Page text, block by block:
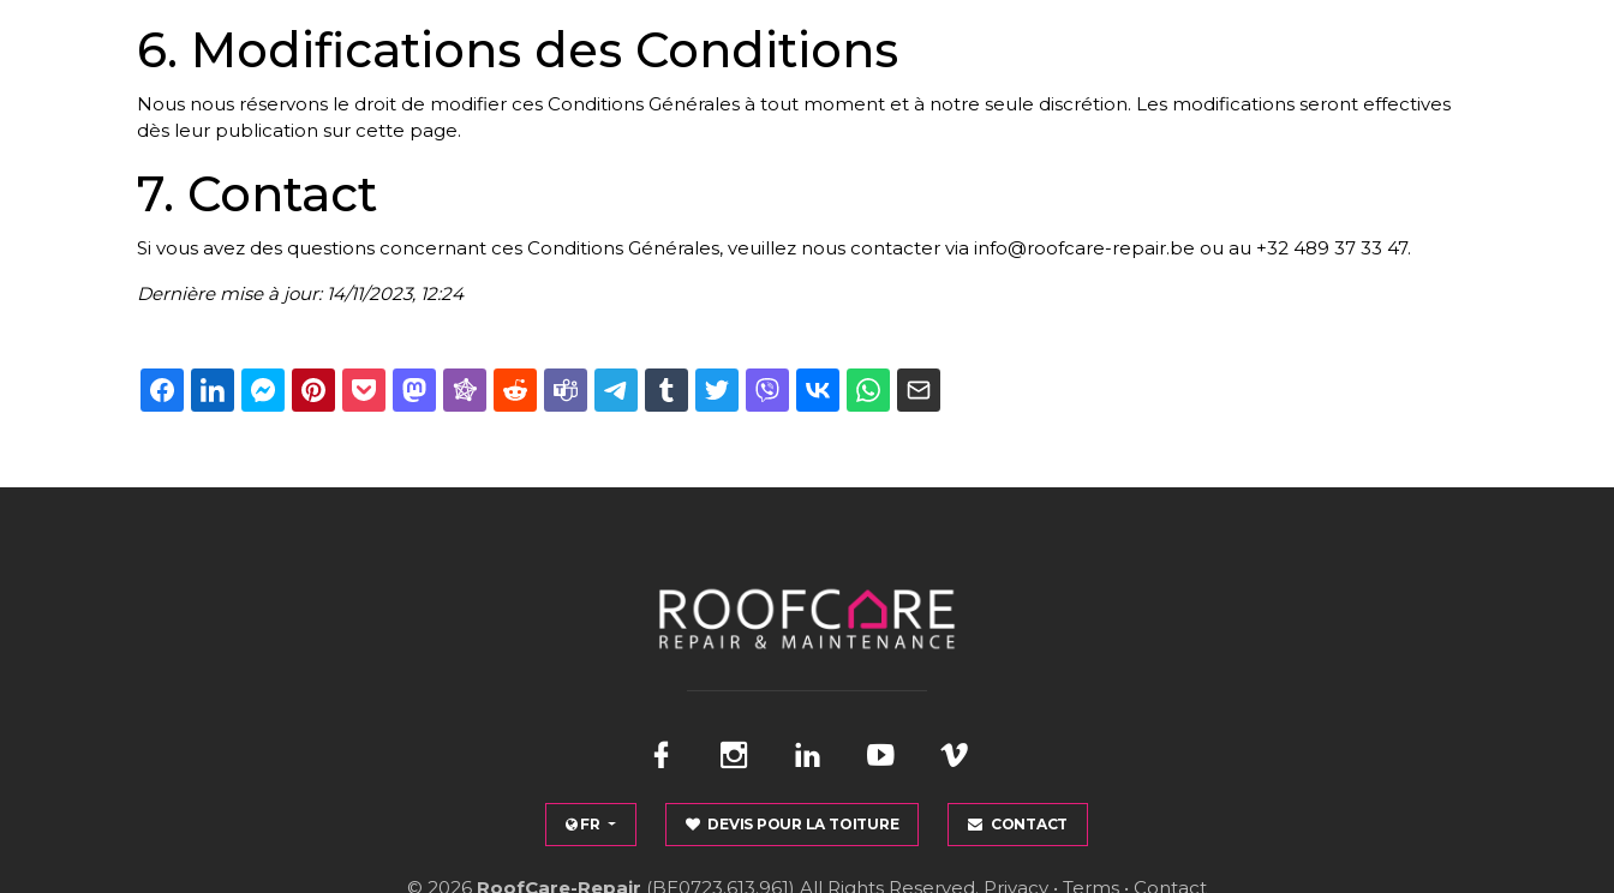
6. Modifications des Conditions
Nous nous réservons le droit de modifier ces Conditions Générales à tout moment et à notre seule discrétion. Les modifications seront effectives
dès leur publication sur cette page.
7. Contact
Si vous avez des questions concernant ces Conditions Générales, veuillez nous contacter via info@roofcare-repair.be ou au +32 489 37 33 47.
Dernière mise à jour: 14/11/2023, 12:24
FR DEVIS POUR LA TOITURE CONTACT
© 2026 RoofCare-Repair (BE0723.613.961) All Rights Reserved. Privacy • Terms • Contact